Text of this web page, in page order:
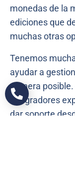
monedas de la
ediciones que
muchas otras
Tenemos
ayudar a
manera
integradores
dar soporte